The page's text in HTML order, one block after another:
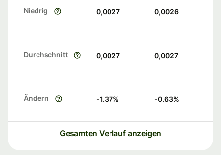
Niedrig 0,0027 0,0026
Durchschnitt 0,0027 0,0027
Ändern -1.37% -0.63%
Gesamten Verlauf anzeigen